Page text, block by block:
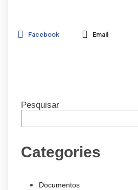
Facebook Email
Pesquisar
Categories
Documentos